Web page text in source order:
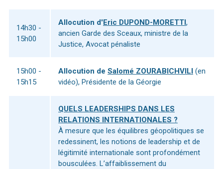
14h30 -
15h00
Allocution d'Eric DUPOND-MORETTI,
ancien Garde des Sceaux, ministre de la
Justice, Avocat pénaliste
15h00 -
15h15
Allocution de Salomé ZOURABICHVILI (en
vidéo), Présidente de la Géorgie
QUELS LEADERSHIPS DANS LES
RELATIONS INTERNATIONALES ?
À mesure que les équilibres géopolitiques se
redessinent, les notions de leadership et de
légitimité internationale sont profondément
bousculées. L’affaiblissement du